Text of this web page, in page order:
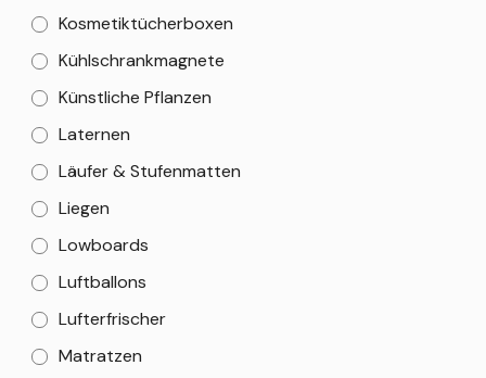
Kosmetiktücherboxen
Kühlschrankmagnete
Künstliche Pflanzen
Laternen
Läufer & Stufenmatten
Liegen
Lowboards
Luftballons
Lufterfrischer
Matratzen